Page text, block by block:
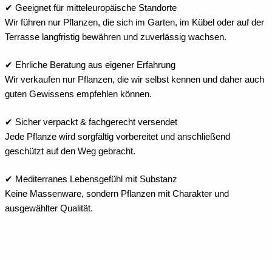
✔ Geeignet für mitteleuropäische Standorte
Wir führen nur Pflanzen, die sich im Garten, im Kübel oder auf der
Terrasse langfristig bewähren und zuverlässig wachsen.
✔ Ehrliche Beratung aus eigener Erfahrung
Wir verkaufen nur Pflanzen, die wir selbst kennen und daher auch
guten Gewissens empfehlen können.
✔ Sicher verpackt & fachgerecht versendet
Jede Pflanze wird sorgfältig vorbereitet und anschließend
geschützt auf den Weg gebracht.
✔ Mediterranes Lebensgefühl mit Substanz
Keine Massenware, sondern Pflanzen mit Charakter und
ausgewählter Qualität.